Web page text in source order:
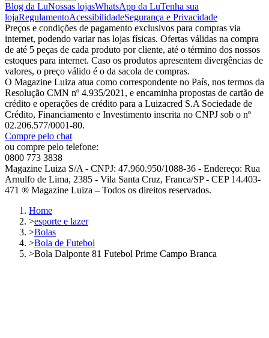
Blog da LuNossas lojasWhatsApp da LuTenha sua
lojaRegulamentoAcessibilidadeSegurança e Privacidade
Preços e condições de pagamento exclusivos para compras via
internet, podendo variar nas lojas físicas. Ofertas válidas na compra
de até 5 peças de cada produto por cliente, até o término dos nossos
estoques para internet. Caso os produtos apresentem divergências de
valores, o preço válido é o da sacola de compras.
O Magazine Luiza atua como correspondente no País, nos termos da
Resolução CMN nº 4.935/2021, e encaminha propostas de cartão de
crédito e operações de crédito para a Luizacred S.A Sociedade de
Crédito, Financiamento e Investimento inscrita no CNPJ sob o nº
02.206.577/0001-80.
Compre pelo chat
ou compre pelo telefone:
0800 773 3838
Magazine Luiza S/A - CNPJ: 47.960.950/1088-36 - Endereço: Rua
Arnulfo de Lima, 2385 - Vila Santa Cruz, Franca/SP - CEP 14.403-
471 ® Magazine Luiza – Todos os direitos reservados.
Home
>esporte e lazer
>Bolas
>Bola de Futebol
>Bola Dalponte 81 Futebol Prime Campo Branca